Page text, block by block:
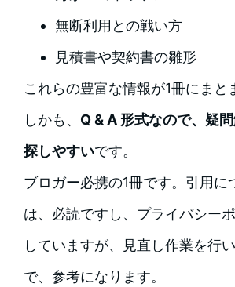
無断利用との戦い方
見積書や契約書の雛形
これらの豊富な情報が1冊にまと
しかも、 Q & A 形式なので、疑
探しやすいです。
ブロガー必携の1冊です。引用に
は、必読ですし、プライバシー
していますが、見直し作業を行
で、参考になります。